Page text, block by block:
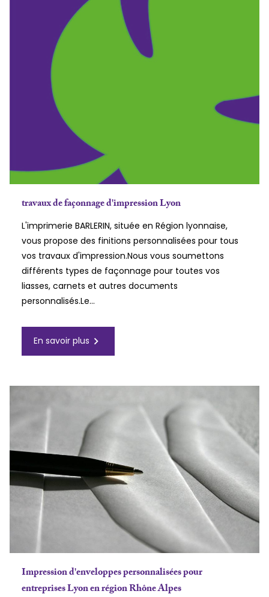
travaux de façonnage d'impression Lyon
L'imprimerie BARLERIN, située en Région lyonnaise,
vous propose des finitions personnalisées pour tous
vos travaux d'impression.Nous vous soumettons
différents types de façonnage pour toutes vos
liasses, carnets et autres documents
personnalisés.Le...
En savoir plus navigate_next
Impression d'enveloppes personnalisées pour
entreprises Lyon en région Rhône Alpes